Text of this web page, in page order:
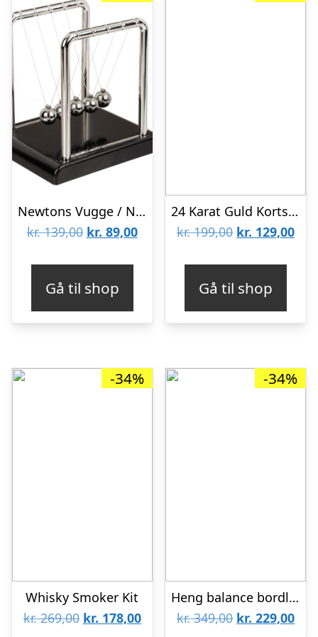
Newtons Vugge / Newtons Cradle
kr.139,00 Den
var:
kr. 139,00.
kr. 89,00Den
kr. 89,00.
Gå til shop
24 Karat Guld Kortspil – Med Eksklusiv Trææske
kr.199,00 Den
var:
kr. 199,00.
kr. 129,00Den
kr.
Gå til shop
-34%
Whisky Smoker Kit
kr.269,00 Den
kr. 178,00Den
-34%
Heng balance bordlampe – sort
kr.349,00 Den
kr. 229,00Den